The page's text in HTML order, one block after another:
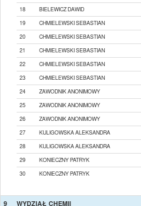
18
BIELEWICZ DAWID
19
CHMIELEWSKI SEBASTIAN
20
CHMIELEWSKI SEBASTIAN
21
CHMIELEWSKI SEBASTIAN
22
CHMIELEWSKI SEBASTIAN
23
CHMIELEWSKI SEBASTIAN
24
ZAWODNIK ANONIMOWY
25
ZAWODNIK ANONIMOWY
26
ZAWODNIK ANONIMOWY
27
KULIGOWSKA ALEKSANDRA
28
KULIGOWSKA ALEKSANDRA
29
KONIECZNY PATRYK
30
KONIECZNY PATRYK
9 WYDZIAŁ CHEMII